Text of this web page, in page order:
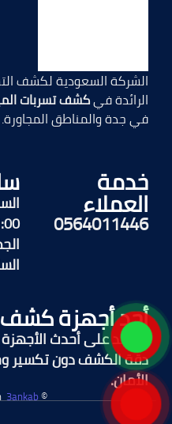
الشركة السعودية لكشف
الرائدة فيكشف تسربات
في جدة والمناطق المجاورة.
خدمة
العملاء
0564011446
أحد أجهزة
نعتمد على أحدث
دقة الكشف دون تكسير
الأمان.
© Created with
3ankab